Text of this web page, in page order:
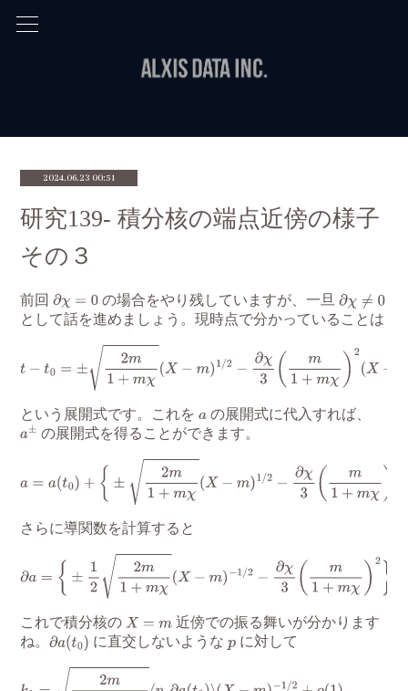
2024.06.23 00:51
研究139- 積分核の端点近傍の様子
その３